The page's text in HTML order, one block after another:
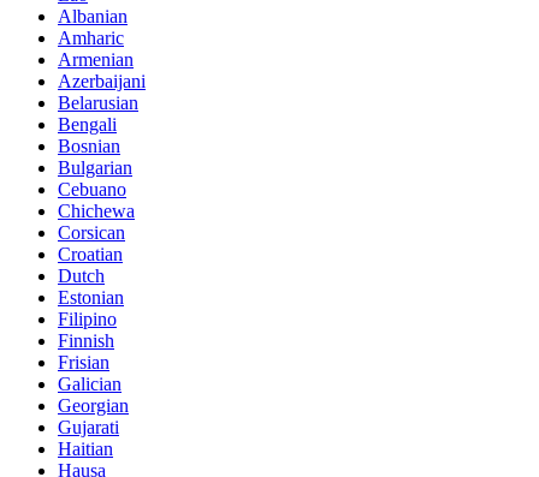
Albanian
Amharic
Armenian
Azerbaijani
Belarusian
Bengali
Bosnian
Bulgarian
Cebuano
Chichewa
Corsican
Croatian
Dutch
Estonian
Filipino
Finnish
Frisian
Galician
Georgian
Gujarati
Haitian
Hausa